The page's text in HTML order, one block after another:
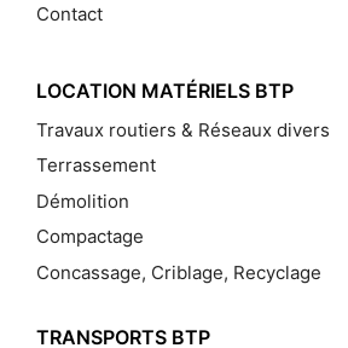
Contact
LOCATION MATÉRIELS BTP
Travaux routiers & Réseaux divers
Terrassement
Démolition
Compactage
Concassage, Criblage, Recyclage
TRANSPORTS BTP